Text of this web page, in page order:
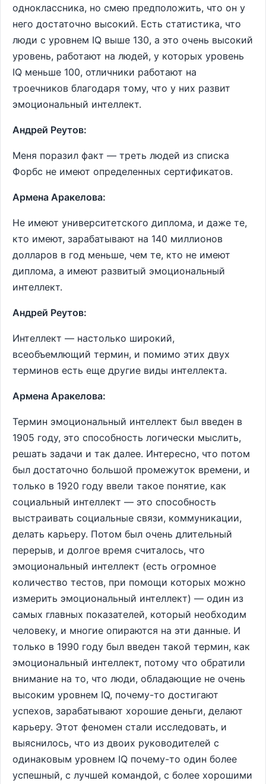
одноклассника, но смею предположить, что он у
него достаточно высокий. Есть статистика, что
люди с уровнем IQ выше 130, а это очень высокий
уровень, работают на людей, у которых уровень
IQ меньше 100, отличники работают на
троечников благодаря тому, что у них развит
эмоциональный интеллект.
Андрей Реутов:
Меня поразил факт — треть людей из списка
Форбс не имеют определенных сертификатов.
Армена Аракелова:
Не имеют университетского диплома, и даже те,
кто имеют, зарабатывают на 140 миллионов
долларов в год меньше, чем те, кто не имеют
диплома, а имеют развитый эмоциональный
интеллект.
Андрей Реутов:
Интеллект — настолько широкий,
всеобъемлющий термин, и помимо этих двух
терминов есть еще другие виды интеллекта.
Армена Аракелова:
Термин эмоциональный интеллект был введен в
1905 году, это способность логически мыслить,
решать задачи и так далее. Интересно, что потом
был достаточно большой промежуток времени, и
только в 1920 году ввели такое понятие, как
социальный интеллект — это способность
выстраивать социальные связи, коммуникации,
делать карьеру. Потом был очень длительный
перерыв, и долгое время считалось, что
эмоциональный интеллект (есть огромное
количество тестов, при помощи которых можно
измерить эмоциональный интеллект) — один из
самых главных показателей, который необходим
человеку, и многие опираются на эти данные. И
только в 1990 году был введен такой термин, как
эмоциональный интеллект, потому что обратили
внимание на то, что люди, обладающие не очень
высоким уровнем IQ, почему-то достигают
успехов, зарабатывают хорошие деньги, делают
карьеру. Этот феномен стали исследовать, и
выяснилось, что из двоих руководителей с
одинаковым уровнем IQ почему-то один более
успешный, с лучшей командой, с более хорошими